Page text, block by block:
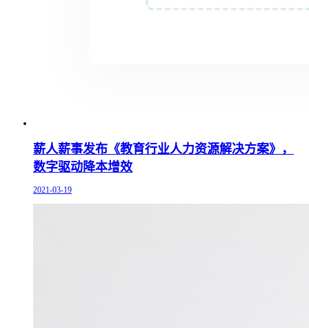
薪人薪事发布《教育行业人力资源解决方案》，
数字驱动降本增效
2021-03-19